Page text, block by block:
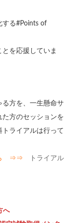
する#Points of
を応援していま
る方を、一生懸命サ
方のセッションを
ライアルは行って
ら ⇒⇒
トライアル
へ